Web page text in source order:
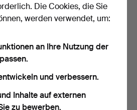
- Frauenfigur "CENTER
COURT 1903" - Goebel…
1 Gebot
Die Cookies, die Sie
werden verwendet, um:
an Ihre Nutzung der
und verbessern.
Inhalte auf externen
zu bewerben.